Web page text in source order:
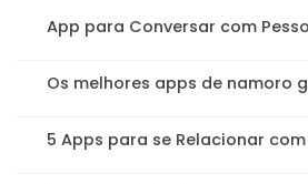
App para Conversar com
Os melhores apps de namoro
5 Apps para se Relacionar